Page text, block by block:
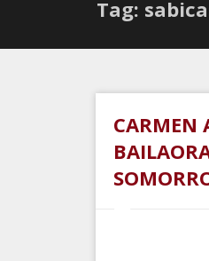
Tag:
CARMEN